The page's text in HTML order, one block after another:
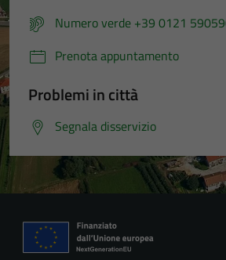
Numero verde +39 0121
Prenota appuntamento
Problemi in città
Segnala disservizio